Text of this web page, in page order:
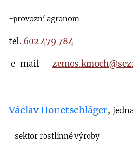
-provozní agronom
tel. 602 479 784
e-mail -
Václav Honetschläger,
- sektor rostlinné výroby